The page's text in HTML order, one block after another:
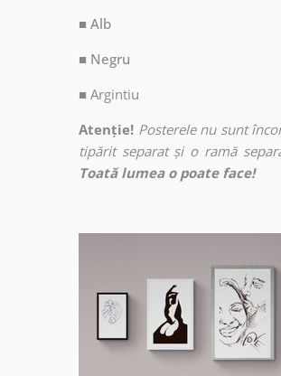
■ Alb
■ Negru
■ Argintiu
Atenție! Posterele nu sunt
tipărit separat și o ramă
Toată lumea o poate face!